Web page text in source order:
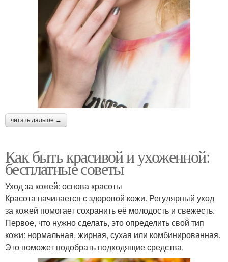
читать дальше →
Как быть красивой и ухоженной:
бесплатные советы
Уход за кожей: основа красоты
Красота начинается с здоровой кожи. Регулярный уход
за кожей помогает сохранить её молодость и свежесть.
Первое, что нужно сделать, это определить свой тип
кожи: нормальная, жирная, сухая или комбинированная.
Это поможет подобрать подходящие средства.